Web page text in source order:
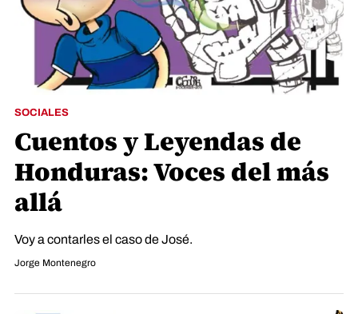
SOCIALES
Cuentos y Leyendas de
Honduras: Voces del más
allá
Voy a contarles el caso de José.
Jorge Montenegro